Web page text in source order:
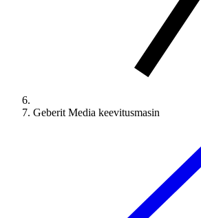
Geberit Media keevitusmasin